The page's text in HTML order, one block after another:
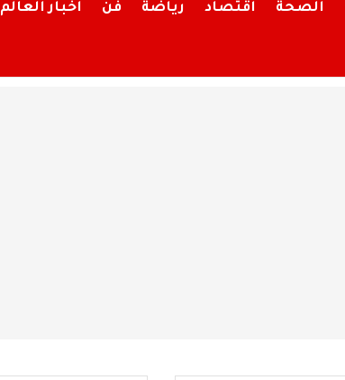
اخبار العالم فن رياضة اقتصاد الصحة